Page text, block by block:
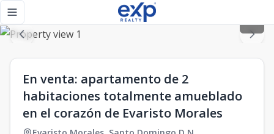
Toggle navigation menu
En venta: apartamento de 2
habitaciones totalmente amueblado
en el corazón de Evaristo Morales
En venta: apartamento de 2 habitaciones totalmente